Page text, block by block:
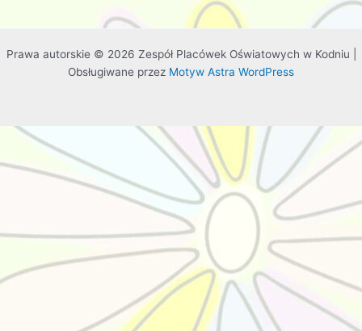
Prawa autorskie © 2026 Zespół Placówek Oświatowych w Kodniu |
Obsługiwane przez Motyw Astra WordPress